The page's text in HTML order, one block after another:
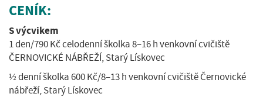
CENÍK:
S výcvikem
1 den/790 Kč celodenní školka 8–16 h venkovní cvičiště
ČERNOVICKÉ NÁBŘEŽÍ, Starý Lískovec
½ denní školka 600 Kč/8–13 h venkovní cvičiště Černovické
nábřeží, Starý Lískovec